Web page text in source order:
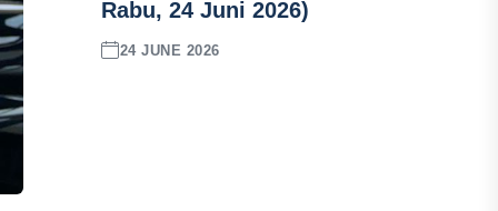
Rabu, 24 Juni 2026)
24 JUNE 2026